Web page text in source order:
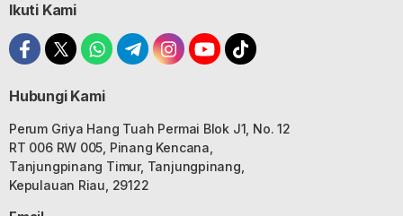
Ikuti Kami
Hubungi Kami
Perum Griya Hang Tuah Permai Blok J1, No. 12
RT 006 RW 005, Pinang Kencana,
Tanjungpinang Timur, Tanjungpinang,
Kepulauan Riau, 29122